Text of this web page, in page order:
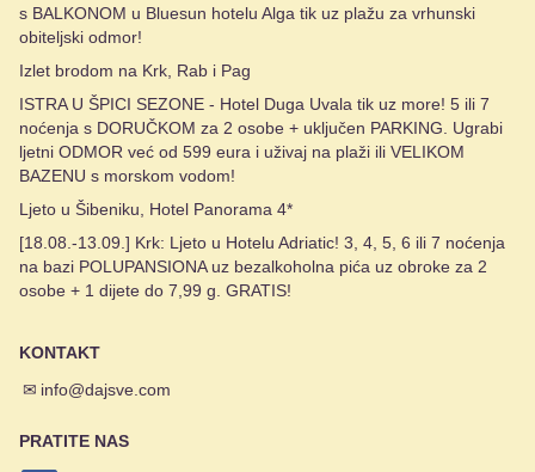
s BALKONOM u Bluesun hotelu Alga tik uz plažu za vrhunski
obiteljski odmor!
Izlet brodom na Krk, Rab i Pag
ISTRA U ŠPICI SEZONE - Hotel Duga Uvala tik uz more! 5 ili 7
noćenja s DORUČKOM za 2 osobe + uključen PARKING. Ugrabi
ljetni ODMOR već od 599 eura i uživaj na plaži ili VELIKOM
BAZENU s morskom vodom!
Ljeto u Šibeniku, Hotel Panorama 4*
[18.08.-13.09.] Krk: Ljeto u Hotelu Adriatic! 3, 4, 5, 6 ili 7 noćenja
na bazi POLUPANSIONA uz bezalkoholna pića uz obroke za 2
osobe + 1 dijete do 7,99 g. GRATIS!
KONTAKT
✉ info@dajsve.com
PRATITE NAS